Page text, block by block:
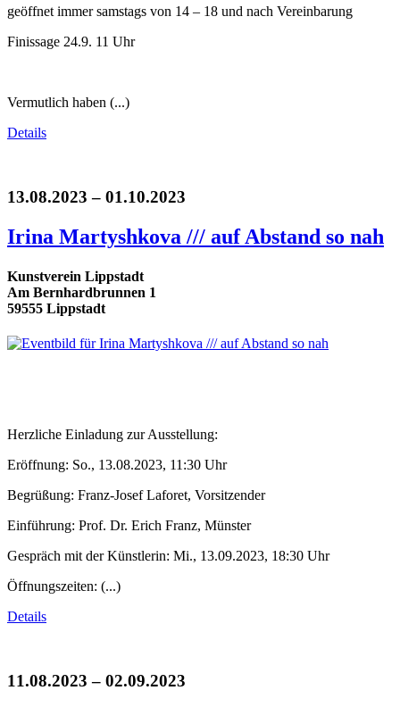
geöffnet immer samstags von 14 – 18 und nach Vereinbarung
Finissage 24.9. 11 Uhr
Vermutlich haben (...)
Details
13.08.2023 – 01.10.2023
Irina Martyshkova /// auf Abstand so nah
Kunstverein Lippstadt
Am Bernhardbrunnen 1
59555 Lippstadt
Herzliche Einladung zur Ausstellung:
Eröffnung: So., 13.08.2023, 11:30 Uhr
Begrüßung: Franz-Josef Laforet, Vorsitzender
Einführung: Prof. Dr. Erich Franz, Münster
Gespräch mit der Künstlerin: Mi., 13.09.2023, 18:30 Uhr
Öffnungszeiten: (...)
Details
11.08.2023 – 02.09.2023